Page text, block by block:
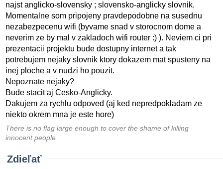
najst anglicko-slovensky ; slovensko-anglicky slovnik.
Momentalne som pripojeny pravdepodobne na susednu
nezabezpecenu wifi (byvame snad v storocnom dome a
neverim ze by mal v zakladoch wifi router :) ). Neviem ci pri
prezentacii projektu bude dostupny internet a tak
potrebujem nejaky slovnik ktory dokazem mat spusteny na
inej ploche a v nudzi ho pouzit.
Nepoznate nejaky?
Bude stacit aj Cesko-Anglicky.
Dakujem za rychlu odpoved (aj ked nepredpokladam ze
niekto okrem mna je este hore)
There is no flag large enough to cover the shame of killing
innocent people
Zdieľať